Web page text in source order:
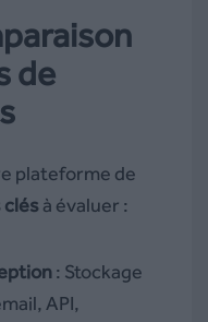
de
plateforme de
clésà évaluer :
: Stockage
API,